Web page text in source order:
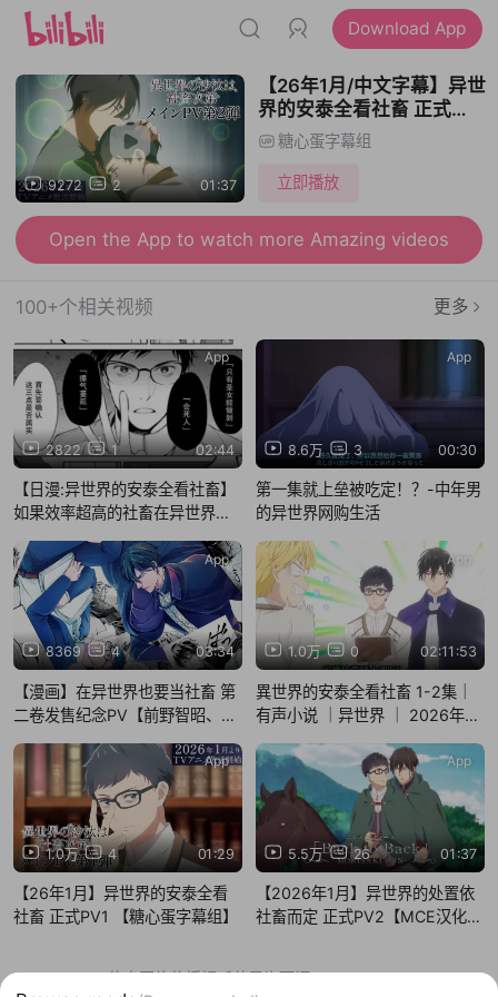
Download App
9272 2 01:37
【26年1月/中文字幕】异世
界的安泰全看社畜 正式
PV2【糖心蛋字幕组】
糖心蛋字幕组
立即播放
Open the App to watch more Amazing videos
100+个相关视频 更多
2822 1 02:44
App
【日漫:异世界的安泰全看社畜】
如果效率超高的社畜在异世界也
骑士团长的心扉!?
8.6万 3 00:30
App
第一集就上垒被吃定！？-中年男
的异世界网购生活
8369 4 03:34
App
【漫画】在异世界也要当社畜 第
二卷发售纪念PV【前野智昭、伊
1.0万 0 02:11:53
App
異世界的安泰全看社畜 1-2集｜
有声小说 ｜异世界 ｜ 2026年1
圖
1.0万 4 01:29
App
【26年1月】异世界的安泰全看
社畜 正式PV1 【糖心蛋字幕组】
5.5万 26 01:37
App
【2026年1月】异世界的处置依
社畜而定 正式PV2【MCE汉化
信息网络传播视听节目许可证：0910417